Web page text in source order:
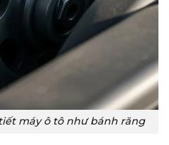
máy ô tô như bánh răng